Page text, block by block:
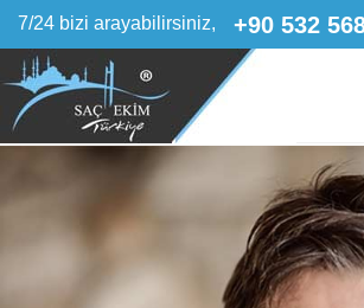
7/24 bizi arayabilirsiniz, +90 532